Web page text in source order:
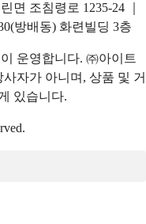
면 조침령로 1235-24 ｜
방배동) 화련빌딩 3층
운영합니다. ㈜아이트
자가 아니며, 상품 및 거
있습니다.